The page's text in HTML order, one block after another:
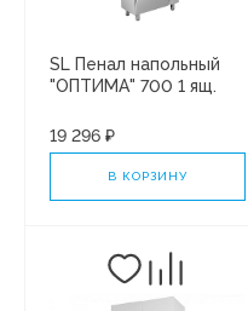
SL Пенал напольный
"ОПТИМА" 700 1 ящ.
под халаты
19 296 ₽
В КОРЗИНУ